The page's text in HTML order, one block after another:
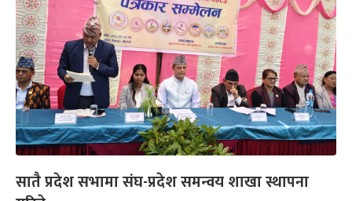
सातै प्रदेश सभामा संघ-प्रदेश समन्वय शाखा स्थापना